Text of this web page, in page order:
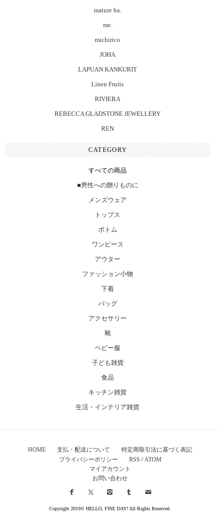
mature ha.
me.
michirico
JOHA
LAPUAN KANKURIT
Linen Fruits
RIVIERA
REBECCA GLADSTONE JEWELLERY
REN
CATEGORY
すべての商品
■男性への贈りものに
メンズウェア
トップス
ボトム
ワンピース
アウター
ファッション小物
下着
バッグ
アクセサリー
靴
ベビー服
子ども雑貨
食品
キッチン雑貨
生活・インテリア雑貨
HOME 支払・配送について
特定商取引法に基づく表記
プライバシーポリシー
RSS /ATOM
マイアカウント
お問い合わせ
Copyright 2019© HELLO, FINE DAY! All Rights Reserved.